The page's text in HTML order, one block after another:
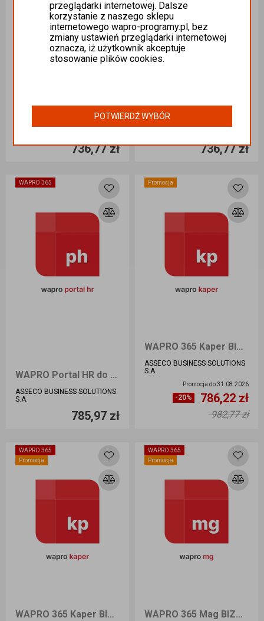
WAPRO 365 MAG Mobile ANDROID Stanowisko
736,77 zł
Ilość sztuk
736,77 zł
Ilość sztuk
WAPRO 365
WAPRO Portal HR do 20 prac 365 BIZNES
ASSECO BUSINESS SOLUTIONS
S.A.
785,97 zł
Ilość sztuk
Promocja
WAPRO 365 Kaper BIZNES - Nowa licencja
ASSECO BUSINESS SOLUTIONS
S.A.
Promocja do31.08.2026
-20% 786,22 zł
982,77 zł
Ilość sztuk
WAPRO 365
Promocja
WAPRO 365 Kaper BIZNES KOLEJNE STANOWISKO - Nowa licencja
WAPRO 365
Promocja
WAPRO 365 Mag BIZNES - Nowa licencja
przeglądarki internetowej. Dalsze
korzystanie z naszego sklepu
internetowego wapro-programy.pl, bez
zmiany ustawień przeglądarki internetowej
oznacza, iż użytkownik akceptuje
stosowanie plików cookies.
POTWIERDŹ WYBÓR